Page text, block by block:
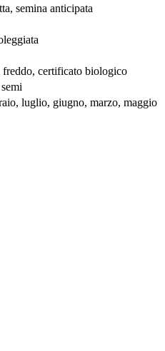
semina anticipata
freddo, certificato biologico
luglio, giugno, marzo, maggio